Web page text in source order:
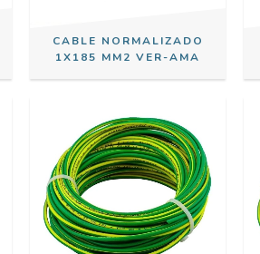
CABLE NORMALIZADO
1X185 MM2 VER-AMA